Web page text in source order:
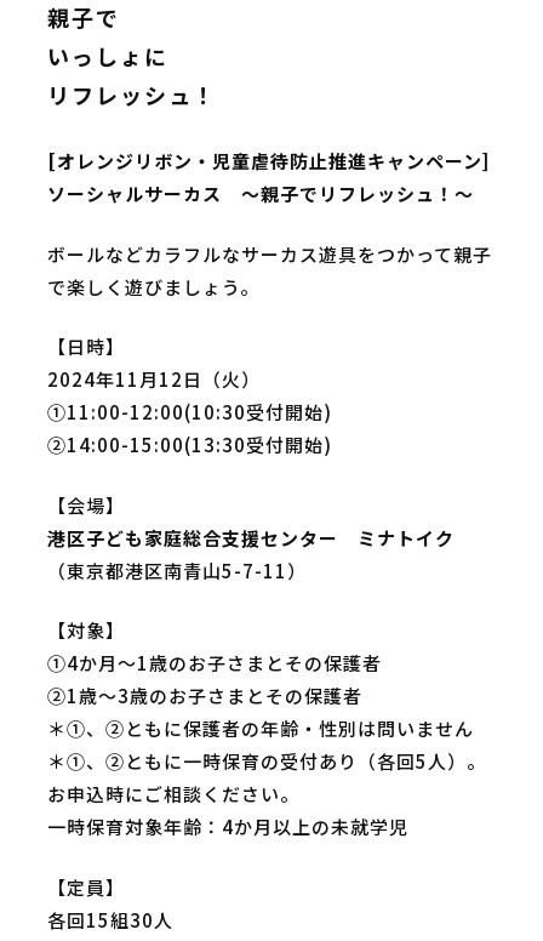
親子で
いっしょに
リフレッシュ！
[オレンジリボン・児童虐待防止推進キャンペーン]
ソーシャルサーカス ～親子でリフレッシュ！～
ボールなどカラフルなサーカス遊具をつかって親子
で楽しく遊びましょう。
【日時】
2024年11月12日（火）
①11:00-12:00(10:30受付開始)
②14:00-15:00(13:30受付開始)
【会場】
港区子ども家庭総合支援センター ミナトイク
（東京都港区南青山5-7-11）
【対象】
①4か月～1歳のお子さまとその保護者
②1歳～3歳のお子さまとその保護者
＊①、②ともに保護者の年齢・性別は問いません
＊①、②ともに一時保育の受付あり（各回5人）。
お申込時にご相談ください。
一時保育対象年齢：4か月以上の未就学児
【定員】
各回15組30人